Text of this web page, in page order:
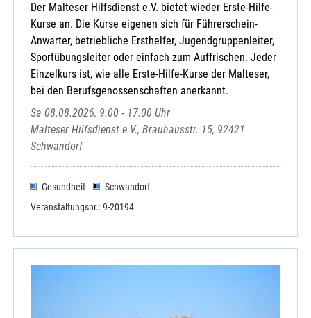
Wetzelsberg, St. Vitus
Wiesenfelden, Mariä Himmelfahrt
Windberg, Mariä Himmelfahrt
Abtei Windberg
Bistum Regensburg
Malteser Straubing
Marianische Männerkongregation Straubing
Der Malteser Hilfsdienst e.V. bietet wieder Erste-Hilfe-
Kurse an. Die Kurse eigenen sich für Führerschein-
Anwärter, betriebliche Ersthelfer, Jugendgruppenleiter,
Sportübungsleiter oder einfach zum Auffrischen. Jeder
Einzelkurs ist, wie alle Erste-Hilfe-Kurse der Malteser,
bei den Berufsgenossenschaften anerkannt.
Sa 08.08.2026, 9.00 - 17.00 Uhr
Malteser Hilfsdienst e.V., Brauhausstr. 15, 92421
Schwandorf
Gesundheit
Schwandorf
Veranstaltungsnr.: 9-20194